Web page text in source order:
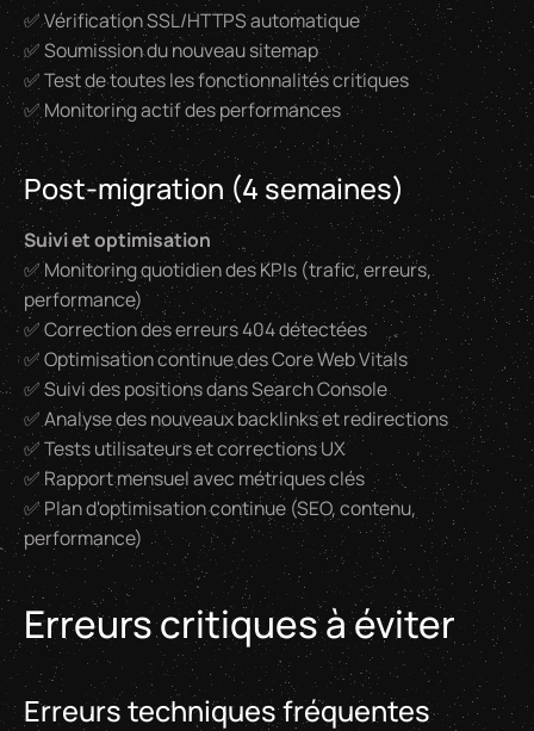
✅ Vérification SSL/HTTPS automatique
✅ Soumission du nouveau sitemap
✅ Test de toutes les fonctionnalités critiques
✅ Monitoring actif des performances
Post-migration (4 semaines)
Suivi et optimisation
✅ Monitoring quotidien des KPIs (trafic, erreurs,
performance)
✅ Correction des erreurs 404 détectées
✅ Optimisation continue des Core Web Vitals
✅ Suivi des positions dans Search Console
✅ Analyse des nouveaux backlinks et redirections
✅ Tests utilisateurs et corrections UX
✅ Rapport mensuel avec métriques clés
✅ Plan d'optimisation continue (SEO, contenu,
performance)
Erreurs critiques à éviter
Erreurs techniques fréquentes